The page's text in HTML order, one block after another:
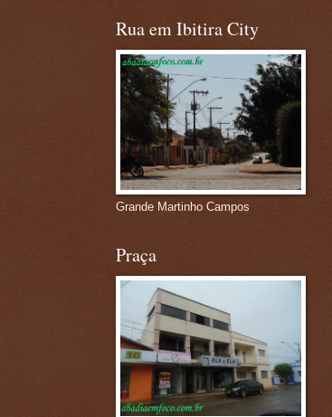
Rua em Ibitira City
Grande Martinho Campos
Praça